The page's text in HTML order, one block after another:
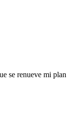
se renueve mi plan